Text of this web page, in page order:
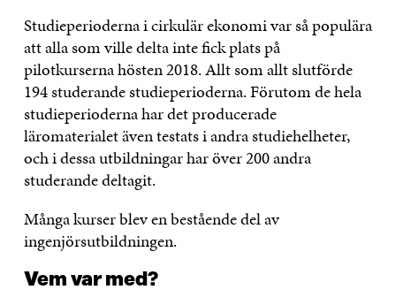
Studieperioderna i cirkulär ekonomi var så populära
att alla som ville delta inte fick plats på
pilotkurserna hösten 2018. Allt som allt slutförde
194 studerande studieperioderna. Förutom de hela
studieperioderna har det producerade
läromaterialet även testats i andra studiehelheter,
och i dessa utbildningar har över 200 andra
studerande deltagit.
Många kurser blev en bestående del av
ingenjörsutbildningen.
Vem var med?